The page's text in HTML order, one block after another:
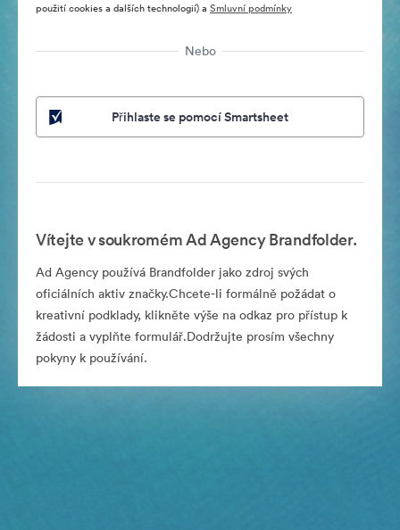
použití cookies a dalších technologií) a Smluvní podmínky
Nebo
Přihlaste se pomocí Smartsheet
Vítejte v soukromém Ad Agency Brandfolder.
Ad Agency používá Brandfolder jako zdroj svých
oficiálních aktiv značky.Chcete-li formálně požádat o
kreativní podklady, klikněte výše na odkaz pro přístup k
žádosti a vyplňte formulář.Dodržujte prosím všechny
pokyny k používání.